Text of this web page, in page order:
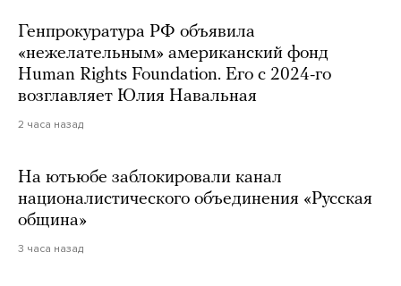
Генпрокуратура РФ объявила
«нежелательным» американский фонд
Human Rights Foundation. Его с 2024-го
возглавляет Юлия Навальная
2 часа назад
На ютьюбе заблокировали канал
националистического объединения «Русская
община»
3 часа назад